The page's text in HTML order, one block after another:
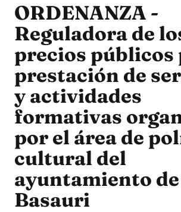
ORDENANZA -
Reguladora de
precios públicos
prestación de
y actividades
formativas
por el área de
cultural del
ayuntamiento de
Basauri